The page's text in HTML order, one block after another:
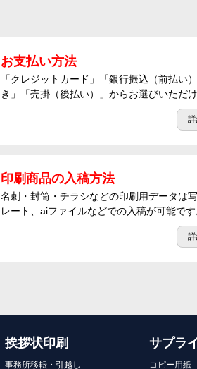
お支払い方法
「クレジットカード」「銀行振込（前払い
き」「売掛（後払い）」からお選びいただけ
印刷商品の入稿方法
名刺・封筒・チラシなどの印刷用データは
レート、aiファイルなどでの入稿が可能です
挨拶状印刷
事務所移転・引越し
サプラ
コピー用紙